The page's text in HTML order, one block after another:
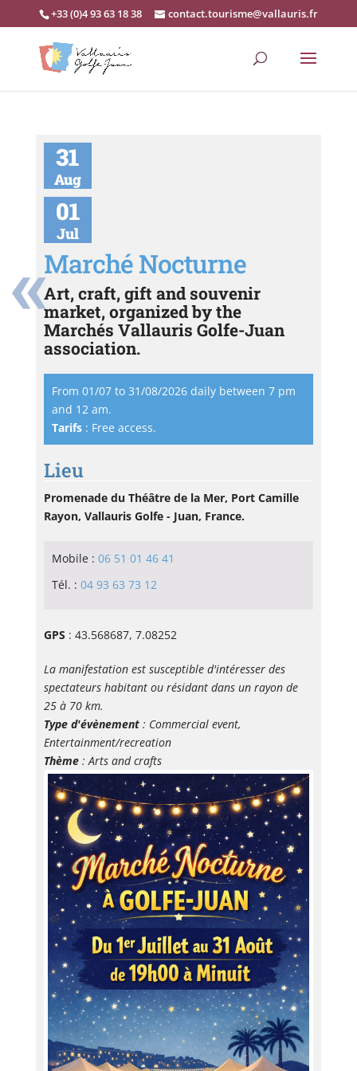
+33 (0)4 93 63 18 38 contact.tourisme@vallauris.fr
31
Aug
01
Jul
Marché Nocturne
Art, craft, gift and souvenir
market, organized by the
Marchés Vallauris Golfe-Juan
association.
From 01/07 to 31/08/2026 daily between 7 pm
and 12 am.
Tarifs: Free access.
Lieu
Promenade du Théâtre de la Mer, Port Camille
Rayon, Vallauris Golfe - Juan, France.
Mobile : 06 51 01 46 41
Tél. : 04 93 63 73 12
GPS : 43.568687, 7.08252
La manifestation est susceptible d'intéresser des
spectateurs habitant ou résidant dans un rayon de
25 à 70 km.
Type d'évènement: Commercial event,
Entertainment/recreation
Thème: Arts and crafts